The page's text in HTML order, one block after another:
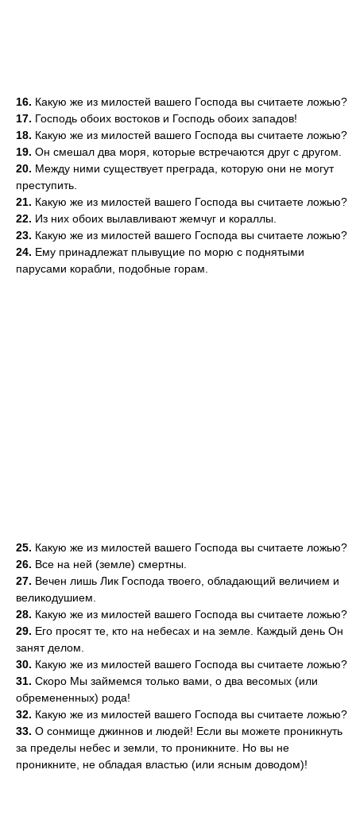
16. Какую же из милостей вашего Господа вы считаете ложью?
17. Господь обоих востоков и Господь обоих западов!
18. Какую же из милостей вашего Господа вы считаете ложью?
19. Он смешал два моря, которые встречаются друг с другом.
20. Между ними существует преграда, которую они не могут
преступить.
21. Какую же из милостей вашего Господа вы считаете ложью?
22. Из них обоих вылавливают жемчуг и кораллы.
23. Какую же из милостей вашего Господа вы считаете ложью?
24. Ему принадлежат плывущие по морю с поднятыми
парусами корабли, подобные горам.
25. Какую же из милостей вашего Господа вы считаете ложью?
26. Все на ней (земле) смертны.
27. Вечен лишь Лик Господа твоего, обладающий величием и
великодушием.
28. Какую же из милостей вашего Господа вы считаете ложью?
29. Его просят те, кто на небесах и на земле. Каждый день Он
занят делом.
30. Какую же из милостей вашего Господа вы считаете ложью?
31. Скоро Мы займемся только вами, о два весомых (или
обремененных) рода!
32. Какую же из милостей вашего Господа вы считаете ложью?
33. О сонмище джиннов и людей! Если вы можете проникнуть
за пределы небес и земли, то проникните. Но вы не
проникните, не обладая властью (или ясным доводом)!